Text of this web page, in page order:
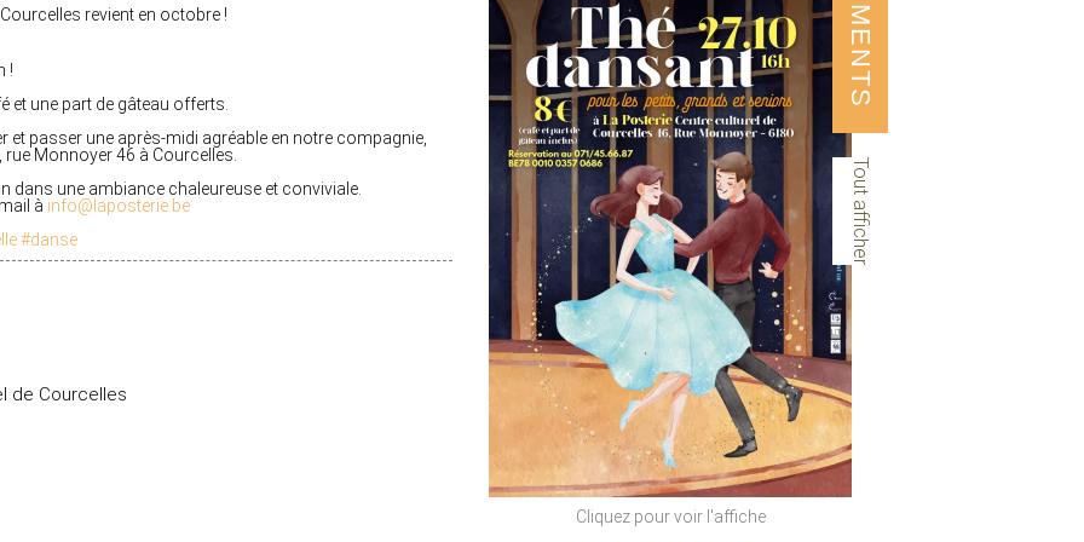
Tout afficher
revient en octobre !
!
et une part de gâteau offerts.
et passer une après-midi agréable en notre compagnie,
rue Monnoyer 46 à Courcelles
dans une ambiance chaleureuse et conviviale.
à info@laposterie.be
#danse
de Courcelles
Cliquez pour voir l'affiche